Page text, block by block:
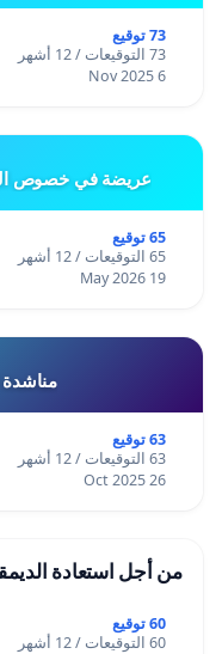
73 توقيع
73 التوقيعات / 12 أشهر
6 Nov 2025
عريضة في خصوص
65 توقيع
65 التوقيعات / 12 أشهر
19 May 2026
مناشدة
63 توقيع
63 التوقيعات / 12 أشهر
26 Oct 2025
من أجل استعادة
60 توقيع
60 التوقيعات / 12 أشهر